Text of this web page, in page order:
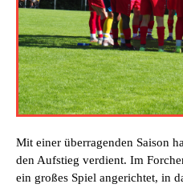
Mit einer überragenden Saison
den Aufstieg verdient. Im
ein großes Spiel angerichtet, in